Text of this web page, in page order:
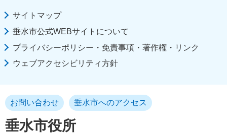
サイトマップ
垂水市公式WEBサイトについて
プライバシーポリシー・免責事項・著作権・リンク
ウェブアクセシビリティ方針
垂水市役所
お問い合わせ 垂水市へのアクセス